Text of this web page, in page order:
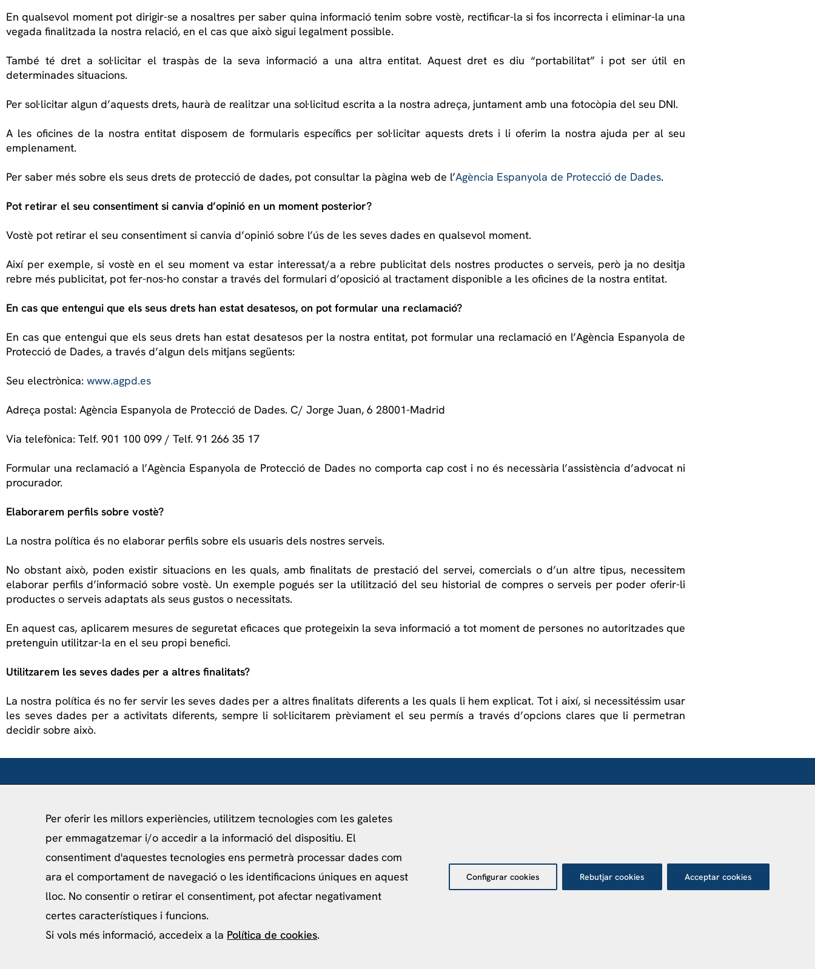
En qualsevol moment pot dirigir-se a nosaltres per saber quina informació tenim sobre vostè, rectificar-la si fos incorrecta i eliminar-la una
vegada finalitzada la nostra relació, en el cas que això sigui legalment possible.
També té dret a sol·licitar el traspàs de la seva informació a una altra entitat. Aquest dret es diu “portabilitat” i pot ser útil en
determinades situacions.
Per sol·licitar algun d’aquests drets, haurà de realitzar una sol·licitud escrita a la nostra adreça, juntament amb una fotocòpia del seu DNI.
A les oficines de la nostra entitat disposem de formularis específics per sol·licitar aquests drets i li oferim la nostra ajuda per al seu
emplenament.
Per saber més sobre els seus drets de protecció de dades, pot consultar la pàgina web de l’Agència Espanyola de Protecció de Dades.
Pot retirar el seu consentiment si canvia d’opinió en un moment posterior?
Vostè pot retirar el seu consentiment si canvia d’opinió sobre l’ús de les seves dades en qualsevol moment.
Així per exemple, si vostè en el seu moment va estar interessat/a a rebre publicitat dels nostres productes o serveis, però ja no desitja
rebre més publicitat, pot fer-nos-ho constar a través del formulari d’oposició al tractament disponible a les oficines de la nostra entitat.
En cas que entengui que els seus drets han estat desatesos, on pot formular una reclamació?
En cas que entengui que els seus drets han estat desatesos per la nostra entitat, pot formular una reclamació en l’Agència Espanyola de
Protecció de Dades, a través d’algun dels mitjans següents:
Seu electrònica: www.agpd.es
Adreça postal: Agència Espanyola de Protecció de Dades. C/ Jorge Juan, 6 28001-Madrid
Via telefònica: Telf. 901 100 099 / Telf. 91 266 35 17
Formular una reclamació a l’Agència Espanyola de Protecció de Dades no comporta cap cost i no és necessària l’assistència d’advocat ni
procurador.
Elaborarem perfils sobre vostè?
La nostra política és no elaborar perfils sobre els usuaris dels nostres serveis.
No obstant això, poden existir situacions en les quals, amb finalitats de prestació del servei, comercials o d’un altre tipus, necessitem
elaborar perfils d’informació sobre vostè. Un exemple pogués ser la utilització del seu historial de compres o serveis per poder oferir-li
productes o serveis adaptats als seus gustos o necessitats.
En aquest cas, aplicarem mesures de seguretat eficaces que protegeixin la seva informació a tot moment de persones no autoritzades que
pretenguin utilitzar-la en el seu propi benefici.
Utilitzarem les seves dades per a altres finalitats?
La nostra política és no fer servir les seves dades per a altres finalitats diferents a les quals li hem explicat. Tot i així, si necessitéssim usar
les seves dades per a activitats diferents, sempre li sol·licitarem prèviament el seu permís a través d’opcions clares que li permetran
decidir sobre això.
info@ceibcn.com
93 205 45 16 Ext. 0
Ministerio de Asuntos Exteriores, UE y
Cooperación
Fundación "la Caixa"
Abrir en Maps
Política de privacitat Política de Cookies
Per oferir les millors experiències, utilitzem tecnologies com les galetes
per emmagatzemar i/o accedir a la informació del dispositiu. El
consentiment d'aquestes tecnologies ens permetrà processar dades com
ara el comportament de navegació o les identificacions úniques en aquest
lloc. No consentir o retirar el consentiment, pot afectar negativament
certes característiques i funcions.
Si vols més informació, accedeix a la Política de cookies.
Configurar cookies Rebutjar cookies Acceptar cookies